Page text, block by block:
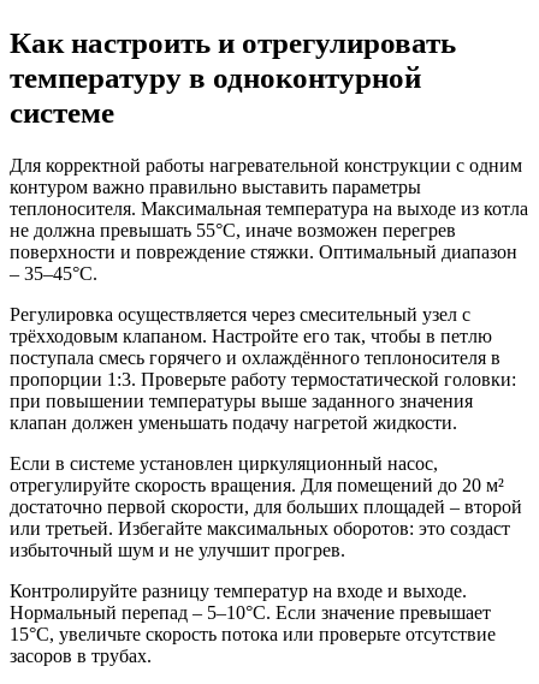
Как настроить и отрегулировать
температуру в одноконтурной
системе
Для корректной работы нагревательной конструкции с одним
контуром важно правильно выставить параметры
теплоносителя. Максимальная температура на выходе из котла
не должна превышать 55°C, иначе возможен перегрев
поверхности и повреждение стяжки. Оптимальный диапазон
– 35–45°C.
Регулировка осуществляется через смесительный узел с
трёхходовым клапаном. Настройте его так, чтобы в петлю
поступала смесь горячего и охлаждённого теплоносителя в
пропорции 1:3. Проверьте работу термостатической головки:
при повышении температуры выше заданного значения
клапан должен уменьшать подачу нагретой жидкости.
Если в системе установлен циркуляционный насос,
отрегулируйте скорость вращения. Для помещений до 20 м²
достаточно первой скорости, для больших площадей – второй
или третьей. Избегайте максимальных оборотов: это создаст
избыточный шум и не улучшит прогрев.
Контролируйте разницу температур на входе и выходе.
Нормальный перепад – 5–10°C. Если значение превышает
15°C, увеличьте скорость потока или проверьте отсутствие
засоров в трубах.